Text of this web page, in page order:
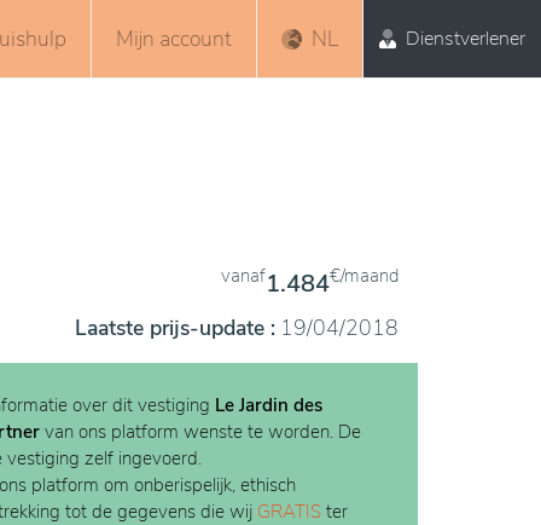
Mijn account NL Dienstverlener
vanaf1.484€/maand
Laatste prijs-update : 19/04/2018
over dit vestiging Le Jardin des
van ons platform wenste te worden. De
vestiging zelf ingevoerd.
platform om onberispelijk, ethisch
tot de gegevens die wij GRATIS ter